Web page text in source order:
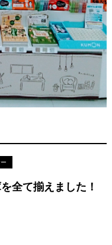
全て揃えました！